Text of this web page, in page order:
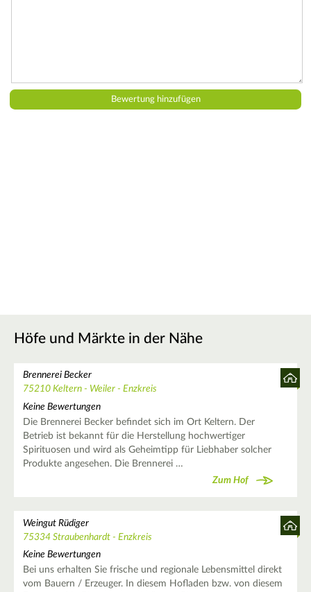
Höfe und Märkte in der Nähe
Brennerei Becker
75210 Keltern - Weiler - Enzkreis
Keine Bewertungen
Die Brennerei Becker befindet sich im Ort Keltern. Der
Betrieb ist bekannt für die Herstellung hochwertiger
Spirituosen und wird als Geheimtipp für Liebhaber solcher
Produkte angesehen. Die Brennerei …
Zum Hof
Weingut Rüdiger
75334 Straubenhardt - Enzkreis
Keine Bewertungen
Bei uns erhalten Sie frische und regionale Lebensmittel direkt
vom Bauern / Erzeuger. In diesem Hofladen bzw. von diesem